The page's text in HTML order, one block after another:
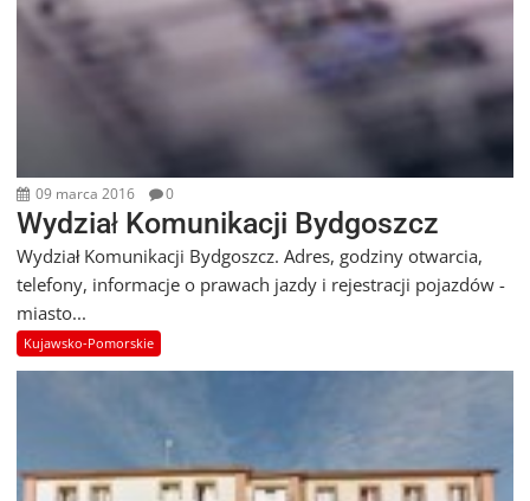
09 marca 2016 0
Wydział Komunikacji Bydgoszcz
Wydział Komunikacji Bydgoszcz. Adres, godziny otwarcia,
telefony, informacje o prawach jazdy i rejestracji pojazdów -
miasto...
Kujawsko-Pomorskie